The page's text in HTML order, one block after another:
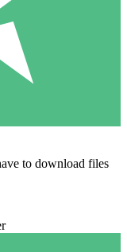
to download files